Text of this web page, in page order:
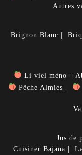
Autres
Brignon Blanc
Li viel mèno –
Pêche Almies
Jus de
Cuisiner Bajana